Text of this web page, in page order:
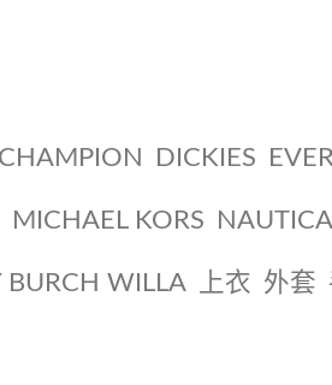
CHAMPION DICKIES
MICHAEL KORS NAUTICA
BURCH WILLA 上衣 外套